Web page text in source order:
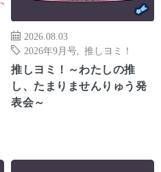
2026.08.03
2026年9月号
推しヨミ！
推しヨミ！～わたしの推
し、たまりませんりゅう発
表会～